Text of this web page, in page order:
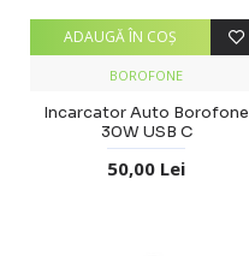
BOROFONE
Incarcator Auto Borofone
30W USB C
50,00 Lei
ADAUGĂ ÎN COŞ